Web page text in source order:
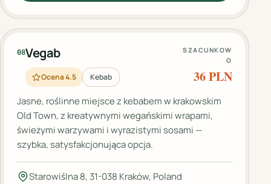
08Vegab
Ocena 4.5 Kebab
SZACUNKOW
O
36 PLN
Jasne, roślinne miejsce z kebabem w krakowskim
Old Town, z kreatywnymi wegańskimi wrapami,
świeżymi warzywami i wyrazistymi sosami —
szybka, satysfakcjonująca opcja.
Starowiślna 8, 31-038 Kraków, Poland